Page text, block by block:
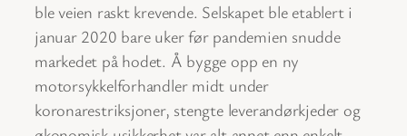
ble veien raskt krevende. Selskapet ble etablert i
januar 2020 bare uker før pandemien snudde
markedet på hodet. Å bygge opp en ny
motorsykkelforhandler midt under
koronarestriksjoner, stengte leverandørkjeder og